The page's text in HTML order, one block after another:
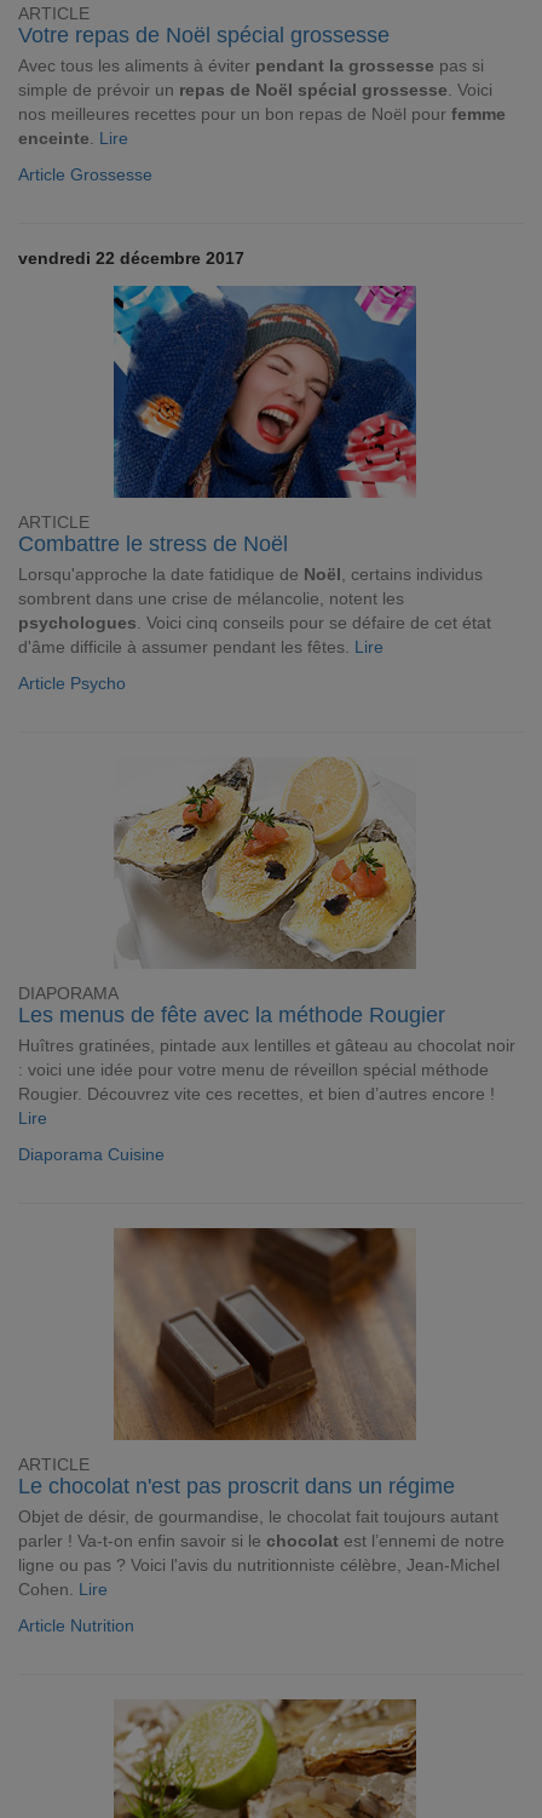
ARTICLE
Votre repas de Noël spécial grossesse
Avec tous les aliments à éviter pendant la grossesse pas si
simple de prévoir un repas de Noël spécial grossesse . Voici
nos meilleures recettes pour un bon repas de Noël pour femme
enceinte
Lire
Article Grossesse
vendredi 22 décembre 2017
ARTICLE
Combattre le stress de Noël
Lorsqu'approche la date fatidique de Noël , certains individus
sombrent dans une crise de mélancolie, notent les
psychologues . Voici cinq conseils pour se défaire de cet état
d'âme difficile à assumer pendant les fêtes. Lire
Article Psycho
DIAPORAMA
Les menus de fête avec la méthode Rougier
Huîtres gratinées, pintade aux lentilles et gâteau au chocolat noir
: voici une idée pour votre menu de réveillon spécial méthode
Rougier. Découvrez vite ces recettes, et bien d’autres encore !
Lire
Diaporama Cuisine
ARTICLE
Le chocolat n'est pas proscrit dans un régime
Objet de désir, de gourmandise, le chocolat fait toujours autant
parler ! Va-t-on enfin savoir si le chocolat est l’ennemi de notre
ligne ou pas ? Voici l'avis du nutritionniste célèbre, Jean-Michel
Cohen. Lire
Article Nutrition